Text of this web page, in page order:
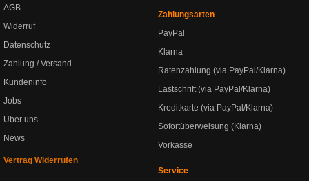
AGB
Widerruf
Datenschutz
Zahlung / Versand
Kundeninfo
Jobs
Über uns
News
Vertrag Widerrufen
Zahlungsarten
PayPal
Klarna
Ratenzahlung (via PayPal/Klarna)
Lastschrift (via PayPal/Klarna)
Kreditkarte (via PayPal/Klarna)
Sofortüberweisung (Klarna)
Vorkasse
Service